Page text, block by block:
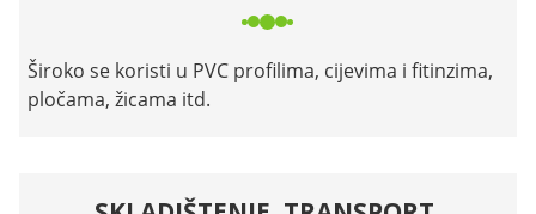
Široko se koristi u PVC profilima, cijevima i fitinzima,
pločama, žicama itd.